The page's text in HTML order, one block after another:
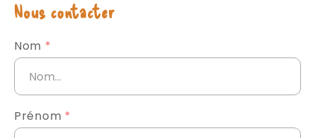
Nous contacter
Nom *
Prénom *